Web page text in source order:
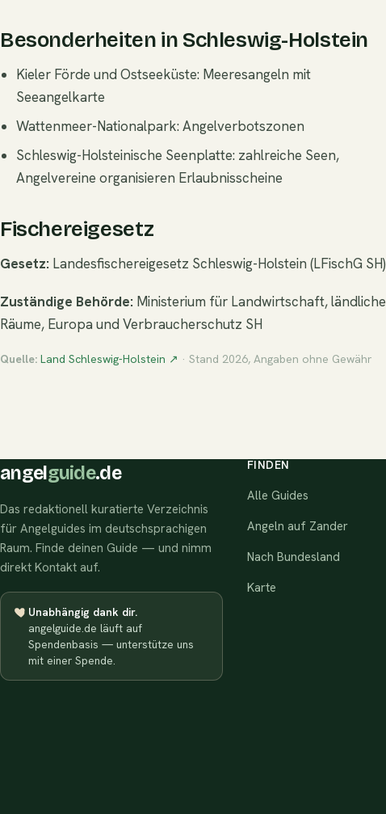
Besonderheiten in Schleswig-Holstein
Kieler Förde und Ostseeküste: Meeresangeln mit
Seeangelkarte
Wattenmeer-Nationalpark: Angelverbotszonen
Schleswig-Holsteinische Seenplatte: zahlreiche Seen,
Angelvereine organisieren Erlaubnisscheine
Fischereigesetz
Gesetz: Landesfischereigesetz Schleswig-Holstein (LFischG SH)
Zuständige Behörde: Ministerium für Landwirtschaft, ländliche
Räume, Europa und Verbraucherschutz SH
Quelle: Land Schleswig-Holstein ↗ · Stand 2026, Angaben ohne Gewähr
angelguide.de
Das redaktionell kuratierte Verzeichnis
für Angelguides im deutschsprachigen
Raum. Finde deinen Guide — und nimm
direkt Kontakt auf.
Unabhängig dank dir.
angelguide.de läuft auf
Spendenbasis — unterstütze uns
mit einer Spende.
FINDEN
Alle Guides
Angeln auf Zander
Nach Bundesland
Karte